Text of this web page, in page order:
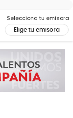
Selecciona tu emisora
Elige tu emisora